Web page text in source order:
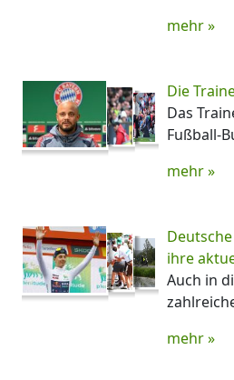
mehr »
Die
Das
Fußball-
mehr »
ihre
Auch in
mehr »